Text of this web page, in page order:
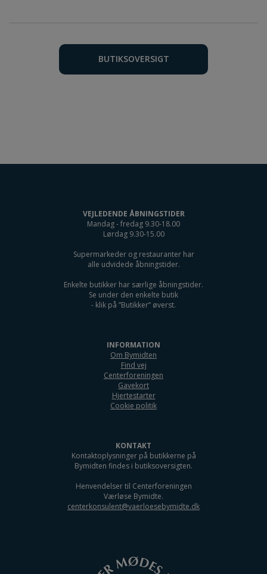
BUTIKSOVERSIGT
VEJLEDENDE ÅBNINGSTIDER
Mandag - fredag 9.30-18.00
Lørdag 9.30-15.00
Supermarkeder og restauranter har
alle udvidede åbningstider.
Enkelte butikker har særlige åbningstider.
Se under den enkelte butik
- klik på ”Butikker” øverst.
INFORMATION
Om Bymidten
Find vej
Centerforeningen
Gavekort
Hjertestarter
Cookie politik
KONTAKT
Kontaktoplysninger på butikkerne på
Bymidten findes i butiksoversigten.
Henvendelser til Centerforeningen
Værløse Bymidte.
centerkonsulent@vaerloesebymidte.dk